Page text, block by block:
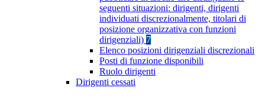
seguenti situazioni: dirigenti, dirigenti
individuati discrezionalmente, titolari di
posizione organizzativa con funzioni
dirigenziali) 7
Elenco posizioni dirigenziali discrezionali
Posti di funzione disponibili
Ruolo dirigenti
Dirigenti cessati